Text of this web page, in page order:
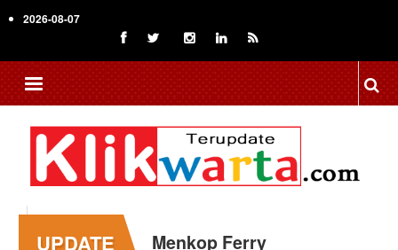
to
content
2026-08-07
UPDATE
Menkop Ferry